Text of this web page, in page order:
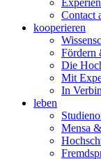
Contact
kooperieren
Fördern
Die
Mit
In
leben
Mensa